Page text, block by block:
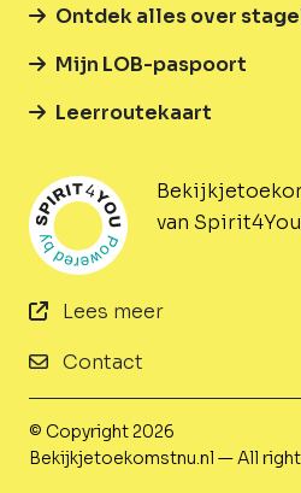
van
Lees meer
Contact
Ontdek alles over
Mijn LOB-paspoort
Leerroutekaart
© Copyright 2026
Bekijkjetoekomstnu.nl — All